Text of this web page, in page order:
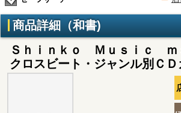
商品詳細（和書)
Ｓｈｉｎｋｏ Ｍｕｓｉｃ ｍ
クロスビート・ジャンル別ＣＤ